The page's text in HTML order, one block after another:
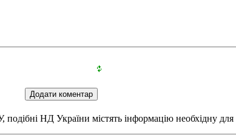
НД України містять інформацію необхідну для